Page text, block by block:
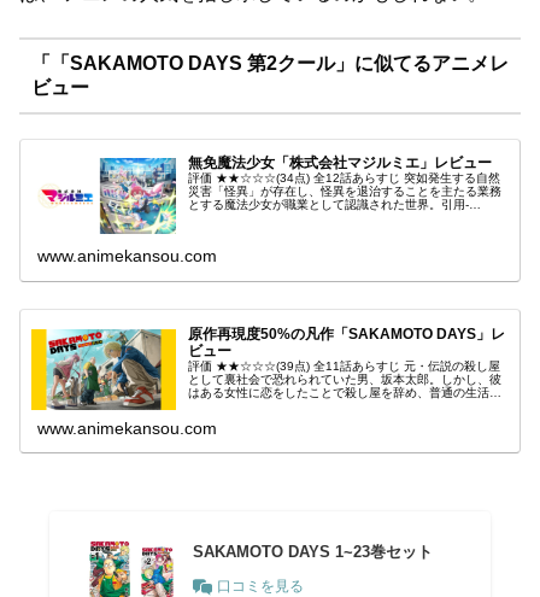
「「SAKAMOTO DAYS 第2クール」に似てるアニメレ
ビュー
無免魔法少女「株式会社マジルミエ」レビュー
評価 ★★☆☆☆(34点) 全12話あらすじ 突如発生する自然
災害「怪異」が存在し、怪異を退治することを主たる業務
とする魔法少女が職業として認識された世界。引用-
www.animekansou.com
原作再現度50%の凡作「SAKAMOTO DAYS」レ
ビュー
評価 ★★☆☆☆(39点) 全11話あらすじ 元・伝説の殺し屋
として裏社会で恐れられていた男、坂本太郎。しかし、彼
はある女性に恋をしたことで殺し屋を辞め、普通の生活を
www.animekansou.com
SAKAMOTO DAYS 1~23巻セット
口コミを見る